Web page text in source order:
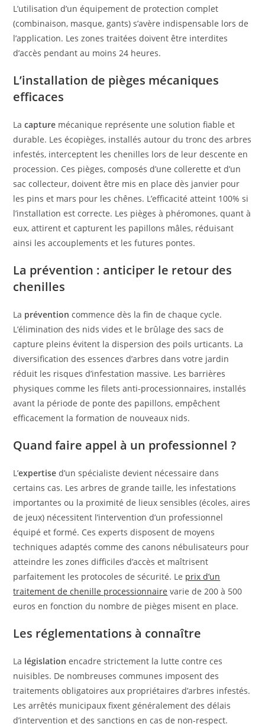
L’utilisation d’un équipement de protection complet
(combinaison, masque, gants) s’avère indispensable lors de
l’application. Les zones traitées doivent être interdites
d’accès pendant au moins 24 heures.
L’installation de pièges mécaniques
efficaces
Lacapture mécanique représente une solution fiable et
durable. Les écopièges, installés autour du tronc des arbres
infestés, interceptent les chenilles lors de leur descente en
procession. Ces pièges, composés d’une collerette et d’un
sac collecteur, doivent être mis en place dès janvier pour
les pins et mars pour les chênes. L’efficacité atteint 100% si
l’installation est correcte. Les pièges à phéromones, quant à
eux, attirent et capturent les papillons mâles, réduisant
ainsi les accouplements et les futures pontes.
La prévention : anticiper le retour des
chenilles
La prévention commence dès la fin de chaque cycle.
L’élimination des nids vides et le brûlage des sacs de
capture pleins évitent la dispersion des poils urticants. La
diversification des essences d’arbres dans votre jardin
réduit les risques d’infestation massive. Les barrières
physiques comme les filets anti-processionnaires, installés
avant la période de ponte des papillons, empêchent
efficacement la formation de nouveaux nids.
Quand faire appel à un professionnel ?
L’expertise d’un spécialiste devient nécessaire dans
certains cas. Les arbres de grande taille, les infestations
importantes ou la proximité de lieux sensibles (écoles, aires
de jeux) nécessitent l’intervention d’un professionnel
équipé et formé. Ces experts disposent de moyens
techniques adaptés comme des canons nébulisateurs pour
atteindre les zones difficiles d’accès et maîtrisent
parfaitement les protocoles de sécurité. Le prix d’un
traitement de chenille processionnaire varie de 200 à 500
euros en fonction du nombre de pièges misent en place.
Les réglementations à connaître
La législation encadre strictement la lutte contre ces
nuisibles. De nombreuses communes imposent des
traitements obligatoires aux propriétaires d’arbres infestés.
Les arrêtés municipaux fixent généralement des délais
d’intervention et des sanctions en cas de non-respect.